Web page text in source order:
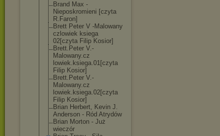
Brand Max -
Nieposkromieni [czyta
R.Faron]
Brett Peter V -Malowany
czlowiek ksiega
02[czyta Filip Kosior]
Brett.Peter V.-
Malowany.cz
lowiek.ksiega.01[czyta
Filip Kosior]
Brett.Peter V.-
Malowany.cz
lowiek.ksiega.02[czyta
Filip Kosior]
Brian Herbert, Kevin J.
Anderson - Ród Atrydów
Brian Morton - Już
wieczór